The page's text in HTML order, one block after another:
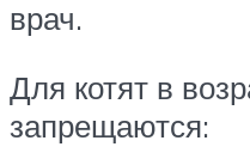
врач.
Для котят в
запрещаются: